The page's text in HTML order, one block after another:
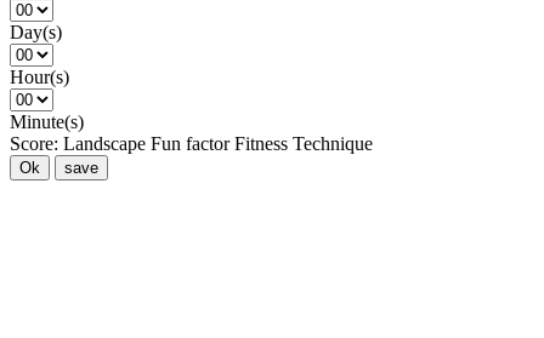
Day(s)
Hour(s)
Minute(s)
Score: Landscape Fun factor Fitness Technique
Ok save